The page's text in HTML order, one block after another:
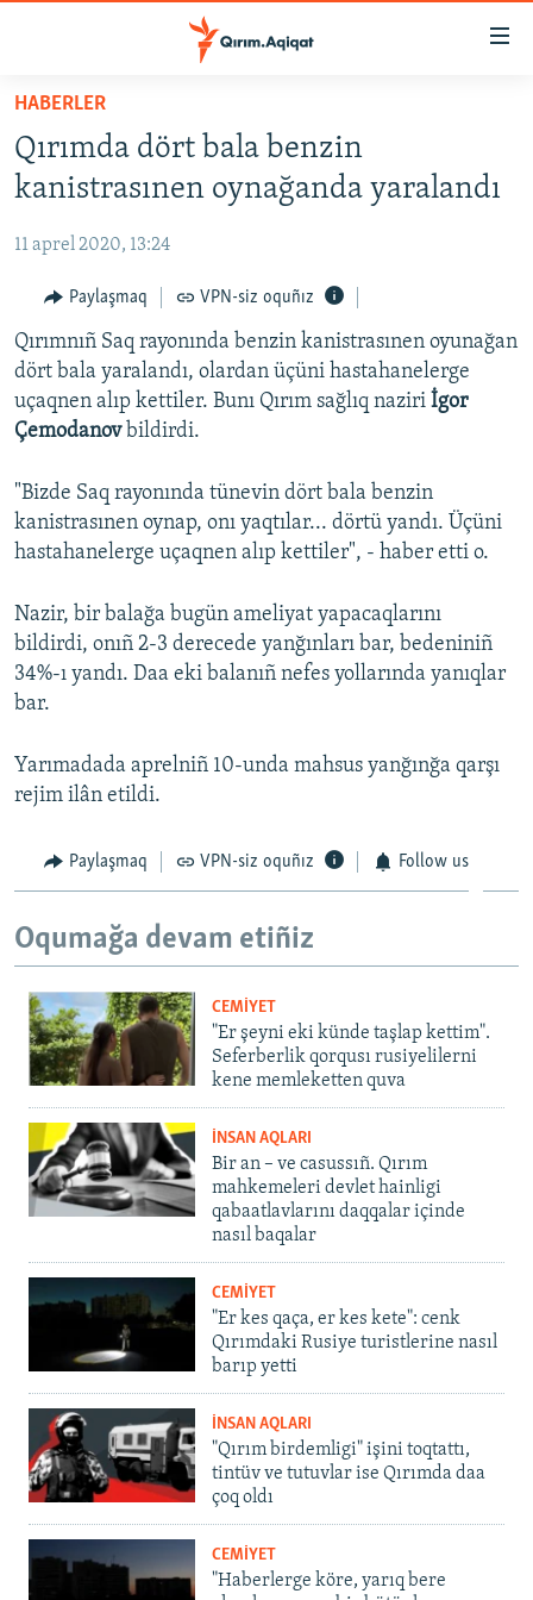
Esas
qaytmaq
Baş
qaytmaq
qaytmaq
HABERLER
SİYASET
CEMİYET
MEDENİYET
İNSAN AQLARI
VİDEO
SÜRET
FİKİR
Українською
QOŞULIÑIZ!
RFE/RS bütün saytları
HABERLER
Qırımda dört bala benzin
kanistrasınen oynağanda yaralandı
11 aprel 2020, 13:24
Paylaşmaq VPN-siz oquñız
Qırımnıñ Saq rayonında benzin kanistrasınen oyunağan
dört bala yaralandı, olardan üçüni hastahanelerge
uçaqnen alıp kettiler. Bunı Qırım sağlıq naziri İgor
Çemodanov bildirdi.
"Bizde Saq rayonında tünevin dört bala benzin
kanistrasınen oynap, onı yaqtılar... dörtü yandı. Üçüni
hastahanelerge uçaqnen alıp kettiler", - haber etti o.
Nazir, bir balağa bugün ameliyat yapacaqlarını
bildirdi, onıñ 2-3 derecede yanğınları bar, bedeniniñ
34%-ı yandı. Daa eki balanıñ nefes yollarında yanıqlar
bar.
Yarımadada aprelniñ 10-unda mahsus yanğınğa qarşı
rejim ilân etildi.
Paylaşmaq VPN-siz oquñız Follow us
Oqumağa devam etiñiz
CEMİYET
"Er şeyni eki künde taşlap kettim".
Seferberlik qorqusı rusiyelilerni
kene memleketten quva
İNSAN AQLARI
Bir an – ve casussıñ. Qırım
mahkemeleri devlet hainligi
qabaatlavlarını daqqalar içinde
nasıl baqalar
CEMİYET
"Er kes qaça, er kes kete": cenk
Qırımdaki Rusiye turistlerine nasıl
barıp yetti
İNSAN AQLARI
"Qırım birdemligi" işini toqtattı,
tintüv ve tutuvlar ise Qırımda daa
çoq oldı
CEMİYET
"Haberlerge köre, yarıq bere